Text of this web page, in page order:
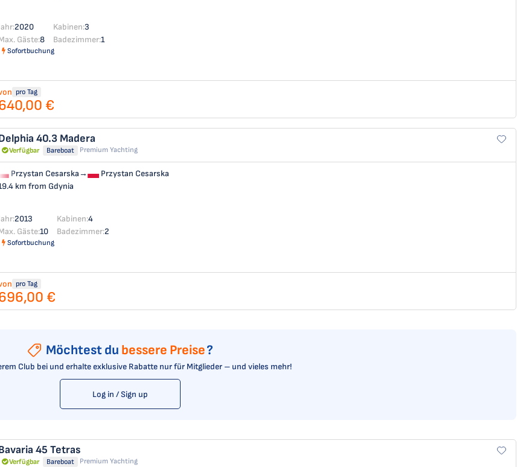
2020 Kabinen:3
Gäste:8 Badezimmer:1
Sofortbuchung
pro Tag
€
40.3 Madera
Verfügbar Bareboat Premium Yachting
Przystan Cesarska→
Przystan Cesarska
km from Gdynia
2013 Kabinen:4
Gäste:10 Badezimmer:2
Sofortbuchung
pro Tag
€
Möchtest du bessere Preise?
Club bei und erhalte exklusive Rabatte nur für Mitglieder – und vieles mehr!
Log in / Sign up
45 Tetras
Verfügbar Bareboat Premium Yachting